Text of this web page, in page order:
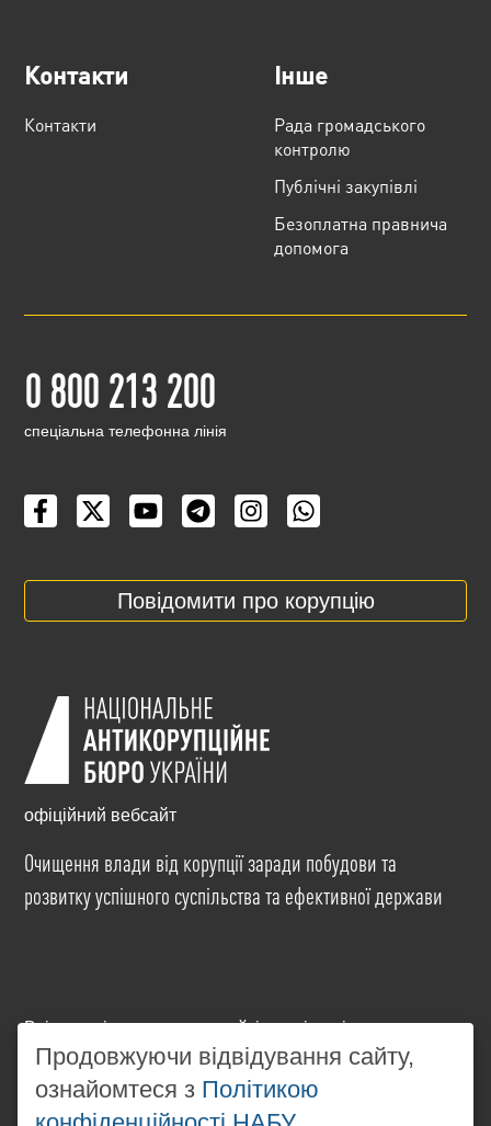
Контакти
Контакти
Інше
Рада громадського
контролю
Публічні закупівлі
Безоплатна правнича
допомога
0 800 213 200
cпеціальна телефонна лінія
Повідомити про корупцію
офіційний вебсайт
Очищення влади від корупції заради побудови та
розвитку успішного суспільства та ефективної держави
Всі матеріали на цьому сайті розміщені на умовах
ліцензіїCreative Commons Attribution-NonCommercial-
NoDerivatives 4.0 International. Використання будь-
яких матеріалів, розміщених на сайті, дозволяється
Продовжуючи відвідування сайту,
ознайомтеся з Політикою